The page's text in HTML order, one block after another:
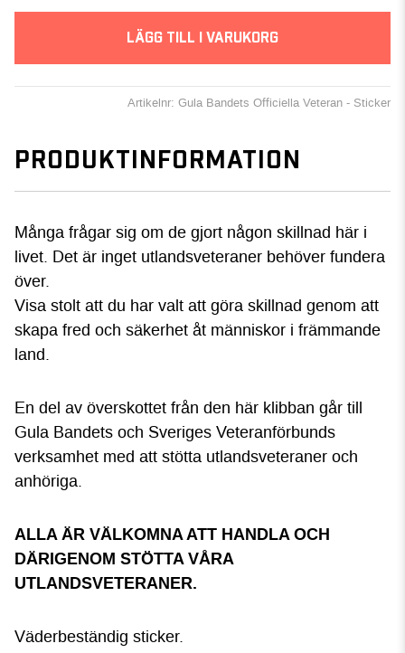
- Sticker
LÄGG TILL I VARUKORG
Artikelnr: Gula Bandets Officiella Veteran - Sticker
PRODUKTINFORMATION
Många frågar sig om de gjort någon skillnad här i
livet. Det är inget utlandsveteraner behöver fundera
över.
Visa stolt att du har valt att göra skillnad genom att
skapa fred och säkerhet åt människor i främmande
land.
En del av överskottet från den här klibban går till
Gula Bandets och Sveriges Veteranförbunds
verksamhet med att stötta utlandsveteraner och
anhöriga.
ALLA ÄR VÄLKOMNA ATT HANDLA OCH
DÄRIGENOM STÖTTA VÅRA
UTLANDSVETERANER.
Väderbeständig sticker.